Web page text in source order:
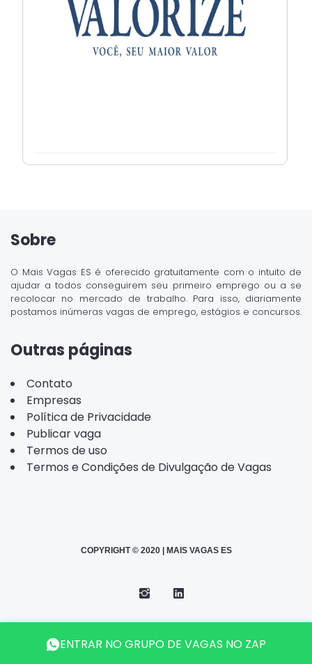
Sobre
O Mais Vagas ES é oferecido gratuitamente com o intuito de
ajudar a todos conseguirem seu primeiro emprego ou a se
recolocar no mercado de trabalho. Para isso, diariamente
postamos inúmeras vagas de emprego, estágios e concursos.
Outras páginas
Contato
Empresas
Política de Privacidade
Publicar vaga
Termos de uso
Termos e Condições de Divulgação de Vagas
COPYRIGHT © 2020 | MAIS VAGAS ES
Instagram
Telegram
LinkedIn
ENTRAR NO GRUPO DE VAGAS NO ZAP